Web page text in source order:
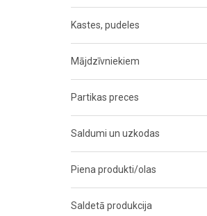
Kastes, pudeles
Mājdzīvniekiem
Partikas preces
Saldumi un uzkodas
Piena produkti/olas
Saldetā produkcija